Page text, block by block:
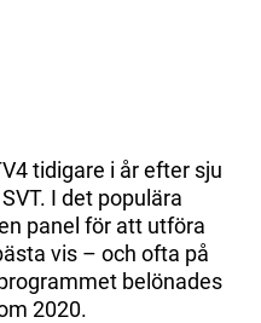
tidigare i år efter sju
I det populära
panel för att utföra
vis – och ofta på
belönades
2020.